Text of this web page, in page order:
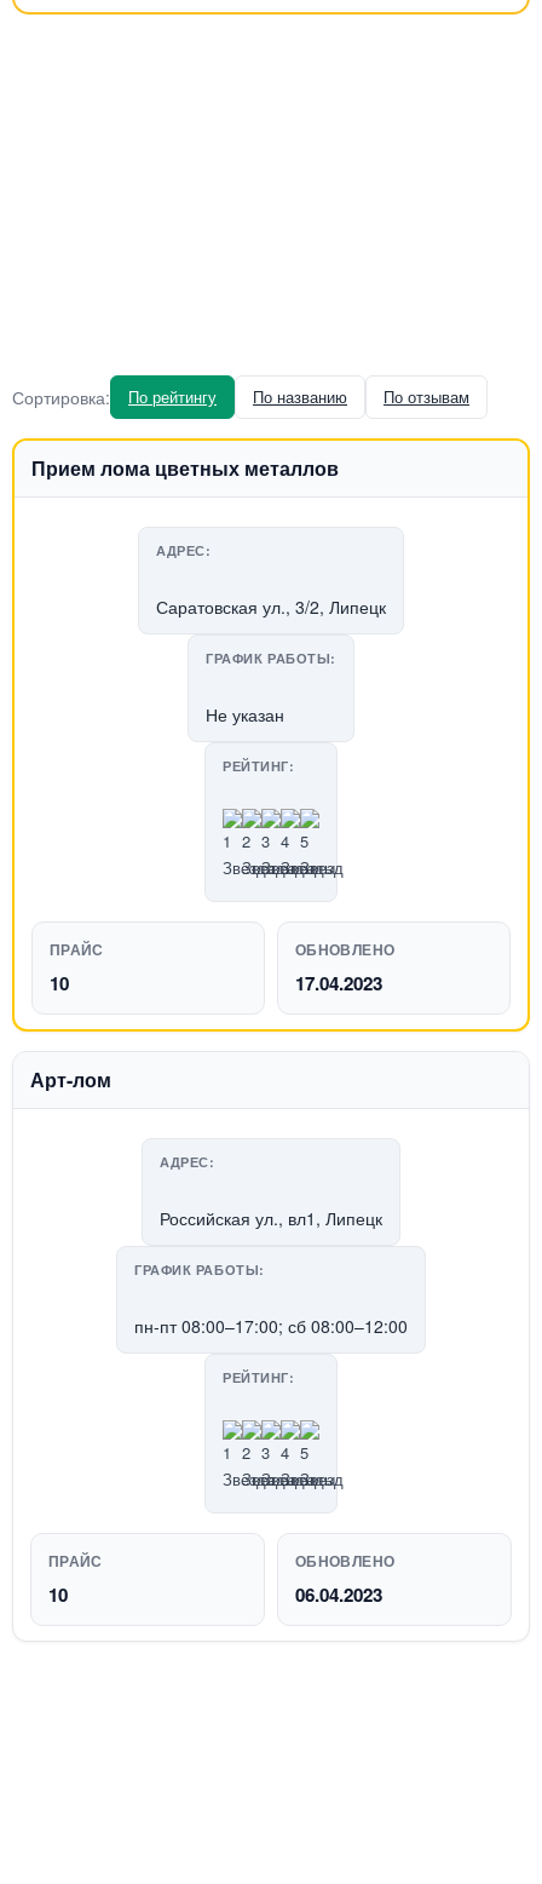
Сортировка: По рейтингу По названию По отзывам
Прием лома цветных металлов
АДРЕС:
Саратовская ул., 3/2, Липецк
ГРАФИК РАБОТЫ:
Не указан
РЕЙТИНГ:
ПРАЙС
10
ОБНОВЛЕНО
17.04.2023
Арт-лом
АДРЕС:
Российская ул., вл1, Липецк
ГРАФИК РАБОТЫ:
пн-пт 08:00–17:00; сб 08:00–12:00
РЕЙТИНГ:
ПРАЙС
10
ОБНОВЛЕНО
06.04.2023